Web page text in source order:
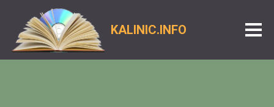
KALINIC.INFO